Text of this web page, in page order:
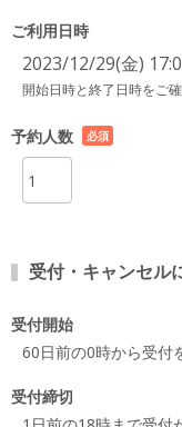
ご利用日時
2023/12/29(金)
開始日時と終了日時をご
予約人数
必須
受付・キャンセル
受付開始
60日前の0時から受付
受付締切